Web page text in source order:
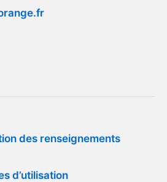
des renseignements
d’utilisation